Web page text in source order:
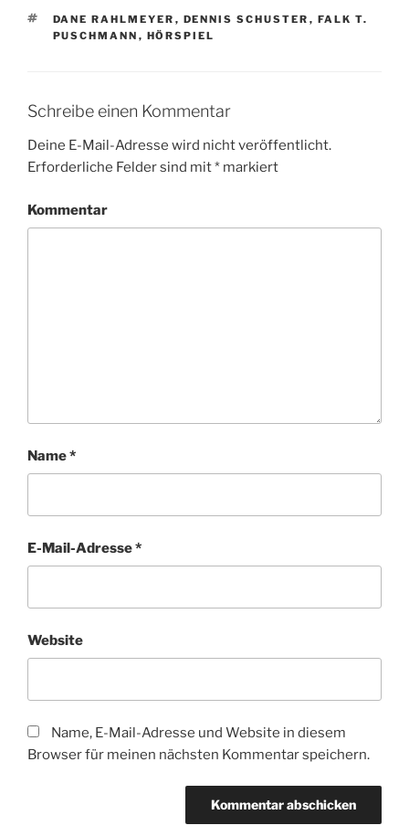
SCHLAGWÖRTER
DANE RAHLMEYER , DENNIS SCHUSTER , FALK T.
PUSCHMANN , HÖRSPIEL
Schreibe einen Kommentar
Deine E-Mail-Adresse wird nicht veröffentlicht.
Erforderliche Felder sind mit* markiert
Kommentar
Name*
E-Mail-Adresse*
Website
Name, E-Mail-Adresse und Website in diesem
Browser für meinen nächsten Kommentar speichern.